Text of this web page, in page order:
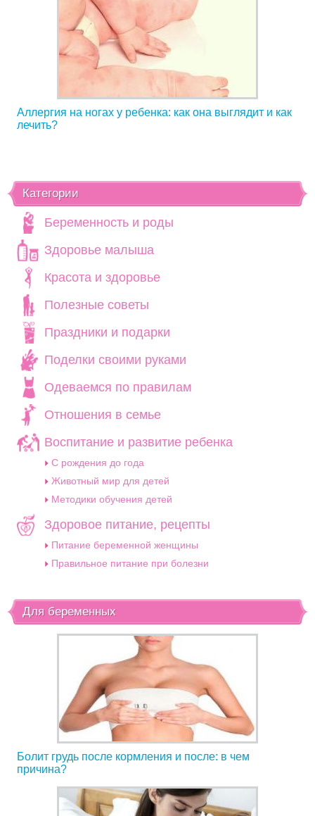
Аллергия на ногах у ребенка: как она выглядит и как
лечить?
Категории
Беременность и роды
Здоровье малыша
Красота и здоровье
Полезные советы
Праздники и подарки
Поделки своими руками
Одеваемся по правилам
Отношения в семье
Воспитание и развитие ребенка
C рождения до года
Животный мир для детей
Методики обучения детей
Здоровое питание, рецепты
Питание беременной женщины
Правильное питание при болезни
Для беременных
Болит грудь после кормления и после: в чем
причина?